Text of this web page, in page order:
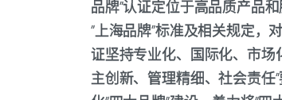
品牌”认证定位于高品质产品
“上海品牌”标准及相关规定，
证坚持专业化、国际化、市场
主创新、管理精细、社会责任